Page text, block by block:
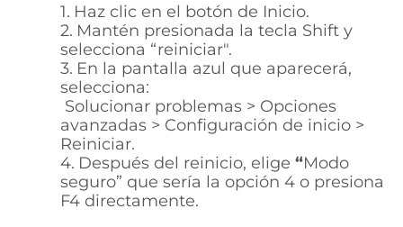
1. Hazclic en el botón de Inicio.
2. Mantén presionada la tecla Shift y
selecciona “reiniciar".
3. En la pantalla azul que aparecerá,
selecciona:
Solucionar problemas > Opciones
avanzadas > Configuración de inicio >
Reiniciar.
4. Después del reinicio, elige “Modo
seguro” que sería la opción 4 o presiona
F4 directamente.